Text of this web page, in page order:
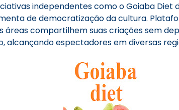
independentes como o Goiaba Diet
de democratização da cultura.
áreas compartilhem suas criações sem
alcançando espectadores em diversas